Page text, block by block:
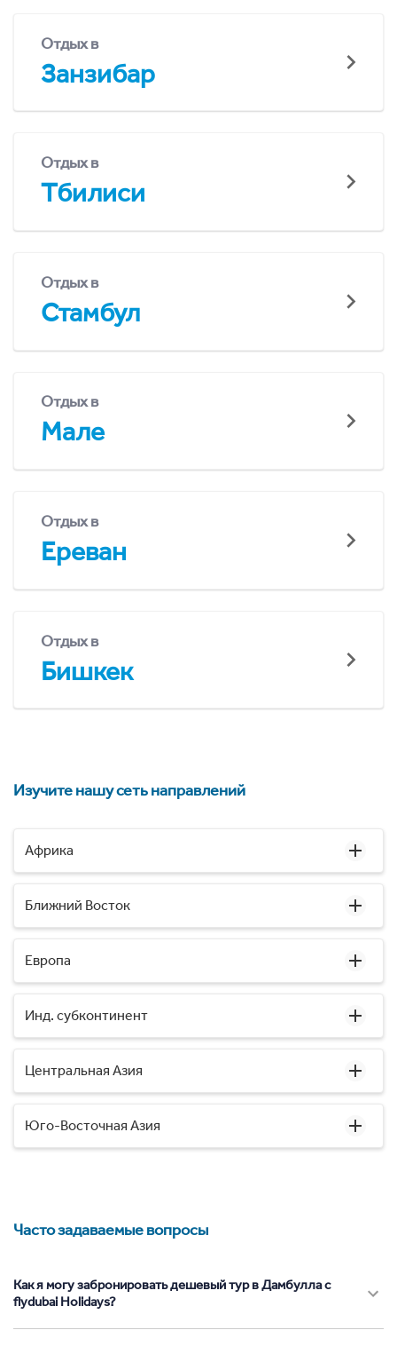
Отдых в
Занзибар
Отдых в
Тбилиси
Отдых в
Стамбул
Отдых в
Мале
Отдых в
Ереван
Отдых в
Бишкек
Изучите нашу сеть направлений
Африка
Ближний Восток
Европа
Инд. субконтинент
Центральная Азия
Юго-Восточная Азия
Часто задаваемые вопросы
Как я могу забронировать дешевый тур в Дамбулла с
flydubai Holidays?